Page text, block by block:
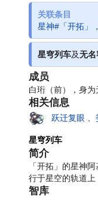
关联条目
星神#「开拓」
星穹列车及无名
成员
白珩（前），身为
相关信息
跃迁复眼
星穹列车
简介
「开拓」的星神
行于星空的轨道上
智库